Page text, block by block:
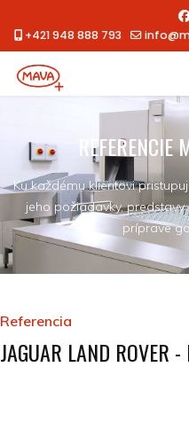
+421 948 888 793
REFERENCIE
Ku každému klientovi
jeho požiadavky,
príprave
Referencia
JAGUAR LAND ROVER